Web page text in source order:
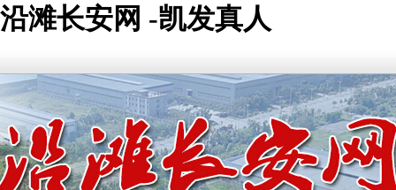
沿滩长安网 -凯发真人